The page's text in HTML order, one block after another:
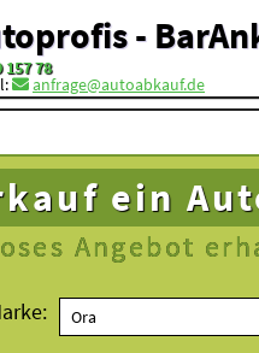
-
157 78
anfrage@autoabkauf.de
ein
Angebot